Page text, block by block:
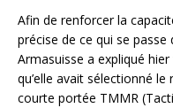
Afin de renforcer la
précise de ce qui se passe
Armasuisse a expliqué
qu’elle avait sélectionné
courte portée TMMR